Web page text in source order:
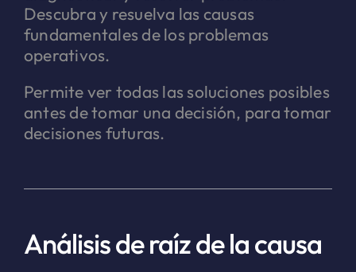
Descubra y resuelva las causas
fundamentales de los problemas
operativos.
Permite ver todas las soluciones posibles
antes de tomar una decisión, para tomar
decisiones futuras.
Análisis de raíz de la causa